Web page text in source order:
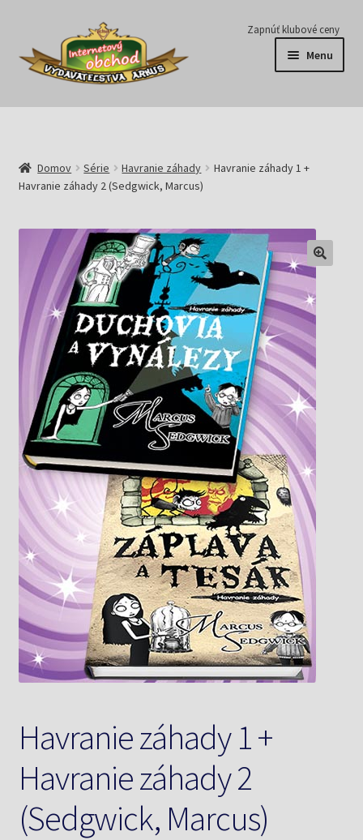
Preskočiť
navigáciu
Preskočiť
obsah
Zapnúť klubové ceny
Menu
Série
E-knihy
Predplatné
Pripravujeme
Pre školy
Knižný klub
Kontakt
Domov Série Havranie záhady
Havranie záhady 1 +
Havranie záhady 2 (Sedgwick, Marcus)
Havranie záhady 1 +
Havranie záhady 2
(Sedgwick, Marcus)